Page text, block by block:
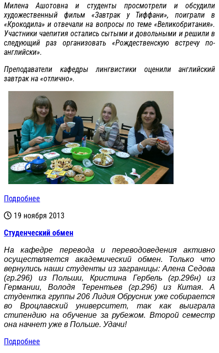
Милена Ашотовна и студенты просмотрели и обсудили
художественный фильм «Завтрак у Тиффани», поиграли в
«Крокодила» и отвечали на вопросы по теме «Великобритания».
Участники чаепития остались сытыми и довольными и решили в
следующий раз организовать «Рождественскую встречу по-
английски».
Преподаватели кафедры лингвистики оценили английский
завтрак на «отлично».
Подробнее
19 ноября 2013
Студенческий обмен
На кафедре перевода и переводоведения активно
осуществляется академический обмен. Только что
вернулись наши студенты из заграницы: Алена Седова
(гр.296) из Польши, Кристина Гербель (гр.296н) из
Германии, Володя Терентьев (гр.296) из Китая. А
студентка группы 206 Лидия Обрусник уже собирается
во Вроцлавский университет, так как выиграла
стипендию на обучение за рубежом. Второй семестр
она начнет уже в Польше. Удачи!
Подробнее